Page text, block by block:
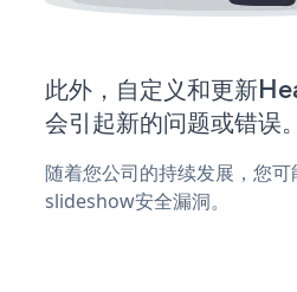
此外，自定义和更新
会引起新的问题或错误。
随着您公司的持续发展，您
slideshow安全漏洞。